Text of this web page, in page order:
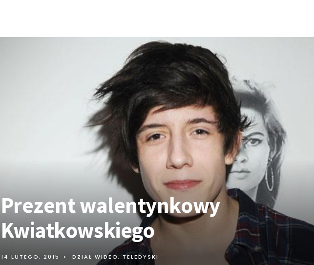
Prezent walentynkowy
Kwiatkowskiego
14 LUTEGO, 2015 • DZIAŁ WIDEO,TELEDYSKI